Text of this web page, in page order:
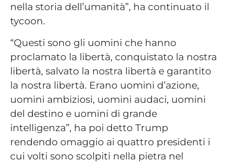
nella storia dell’umanità”, ha continuato il
tycoon.
“Questi sono gli uomini che hanno
proclamato la libertà, conquistato la nostra
libertà, salvato la nostra libertà e garantito
la nostra libertà. Erano uomini d’azione,
uomini ambiziosi, uomini audaci, uomini
del destino e uomini di grande
intelligenza”, ha poi detto Trump
rendendo omaggio ai quattro presidenti i
cui volti sono scolpiti nella pietra nel